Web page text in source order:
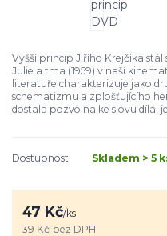
Vyšší princip Jiřího Krejčíka
Julie a tma (1959) v naší
literatuře charakterizuje jako
schematizmu a zplošťujícího
dostala pozvolna ke slovu díla,
Dostupnost Skladem > 5
47 Kč/ks
39 Kč bez DPH